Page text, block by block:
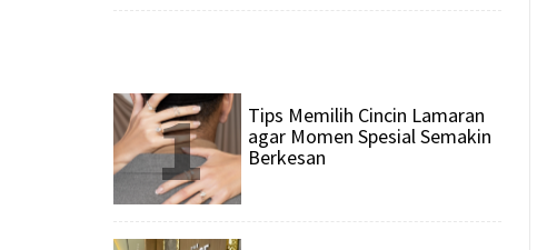
1
Tips Memilih Cincin Lamaran
agar Momen Spesial Semakin
Berkesan